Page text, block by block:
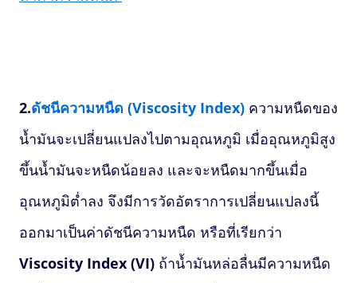
2.ดัชนีความหนืด (Viscosity Index) ความหนืดของ
น้ำมันจะเปลี่ยนแปลงไปตามอุณหภูมิ เมื่ออุณหภูมิสูง
ขึ้นน้ำมันจะหนืดน้อยลง และจะหนืดมากขึ้นเมื่อ
อุณหภูมิต่ำลง จึงมีการวัดอัตราการเปลี่ยนแปลงนี้
ออกมาเป็นค่าดัชนีความหนืด หรือที่เรียกว่า
Viscosity Index (VI) ถ้าน้ำมันหล่อลื่นมีความหนืด